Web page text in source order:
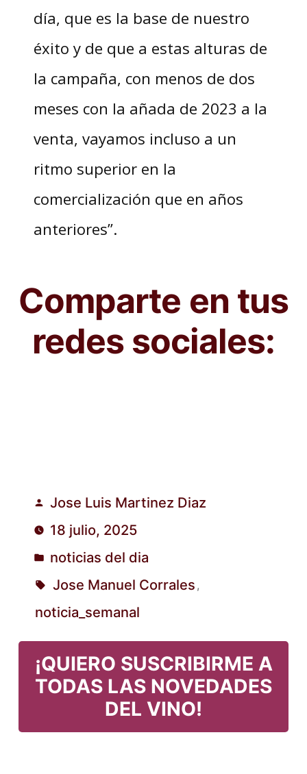
día, que es la base de nuestro
éxito y de que a estas alturas de
la campaña, con menos de dos
meses con la añada de 2023 a la
venta, vayamos incluso a un
ritmo superior en la
comercialización que en años
anteriores”.
Comparte en tus
redes sociales:
Publicado
por
Jose Luis Martinez Diaz
18 julio, 2025
Publicado
en
noticias del dia
Etiquetas:
Jose Manuel Corrales ,
noticia_semanal
¡QUIERO SUSCRIBIRME A
TODAS LAS NOVEDADES
DEL VINO!